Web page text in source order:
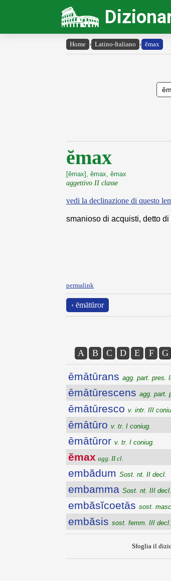
Home › Latino-Italiano › ĕmax
ĕmax
[ĕmax], ĕmax, ĕmax
aggettivo II classe
vedi la declinazione di questo
smanioso di acquisti, detto
permalink
‹ ēmātūror
A B C D E F G
ēmātūrans agg. part. pres.
ēmātūrescens agg. part.
ēmātūresco v. intr. III
ēmātūro v. tr. I coniug.
ēmātūror v. tr. I coniug.
ĕmax agg. II cl.
embădum Sost. nt. II decl.
embamma Sost. nt. III decl.
embăsĭcoetās sost.
embăsis sost. femm. III decl.
Sfoglia il